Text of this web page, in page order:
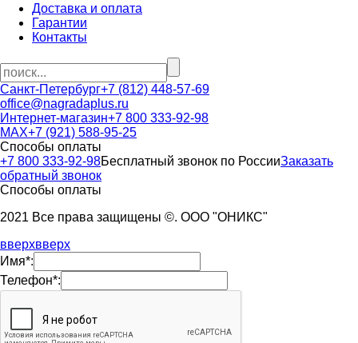
Доставка и оплата
Гарантии
Контакты
Санкт-Петербург+7 (812) 448-57-69
office@nagradaplus.ru
Интернет-магазин+7 800 333-92-98
MAX+7 (921) 588-95-25
Способы оплаты
+7 800 333-92-98Бесплатный звонок по РоссииЗаказать
обратный звонок
Способы оплаты
2021 Все права защищены ©. ООО "ОНИКС"
вверхвверх
Имя*:
Телефон*: